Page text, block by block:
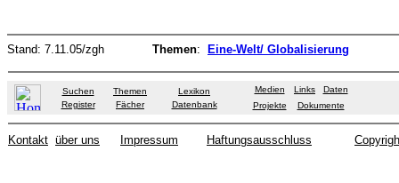
Stand: 7.11.05/zgh Themen: Eine-Welt/ Globalisierung
Suchen Themen
Lexikon
Register
Fächer Datenbank
Medien Links
Daten
Projekte
Dokumente
Kontakt über uns Impressum Haftungsausschluss